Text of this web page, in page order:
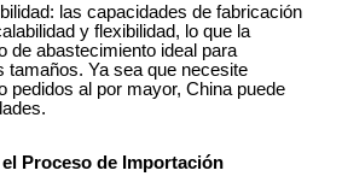
las capacidades de fabricación
y flexibilidad, lo que la
de abastecimiento ideal para
tamaños. Ya sea que necesite
pedidos al por mayor, China puede
Proceso de Importación